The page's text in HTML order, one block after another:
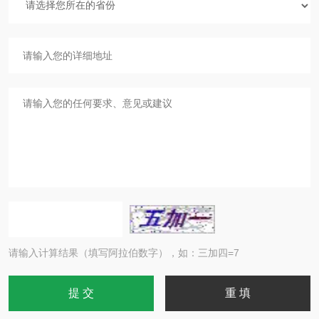
请输入计算结果（填写阿拉伯数字），如：三加四=7